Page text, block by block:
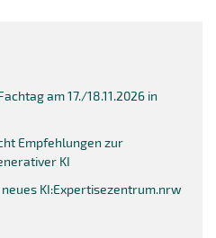
am 17./18.11.2026 in
Empfehlungen zur
KI
KI:Expertisezentrum.nrw